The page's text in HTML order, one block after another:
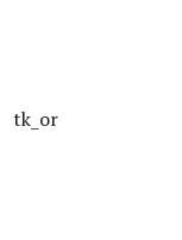
tk_or